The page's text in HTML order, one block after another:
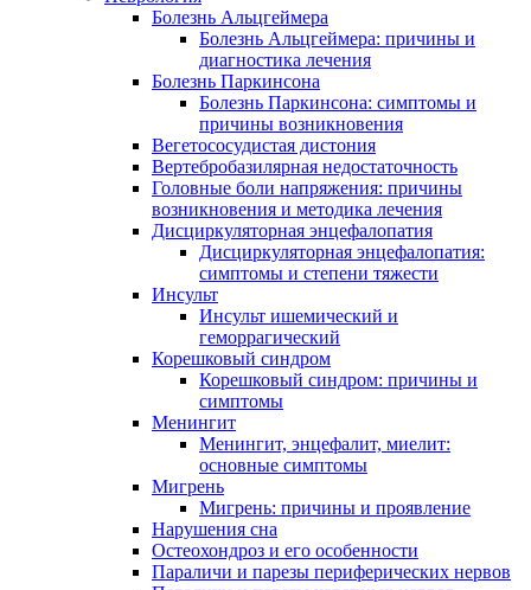
Болезнь Альцгеймера
Болезнь Альцгеймера: причины и
диагностика лечения
Болезнь Паркинсона
Болезнь Паркинсона: симптомы и
причины возникновения
Вегетососудистая дистония
Вертебробазилярная недостаточность
Головные боли напряжения: причины
возникновения и методика лечения
Дисциркуляторная энцефалопатия
Дисциркуляторная энцефалопатия:
симптомы и степени тяжести
Инсульт
Инсульт ишемический и
геморрагический
Корешковый синдром
Корешковый синдром: причины и
симптомы
Менингит
Менингит, энцефалит, миелит:
основные симптомы
Мигрень
Мигрень: причины и проявление
Нарушения сна
Остеохондроз и его особенности
Параличи и парезы периферических нервов